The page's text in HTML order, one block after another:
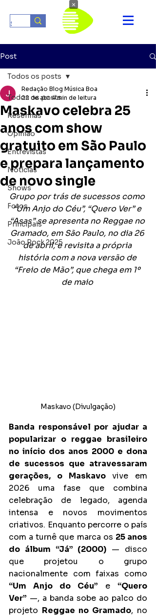
Post
Todos os posts
Resenhas
Opinião
Entrevistas
Notícias
Shows
Fotos
Principais
João Rock 2025
Todos os posts
Maskavo celebra 25
anos com show
gratuito em São Paulo
e prepara lançamento
de novo single
Redação Blog Música Boa
22 de abr. 4 min de leitura
Grupo por trás de sucessos como
“Um Anjo do Céu”, “Quero Ver” e
“Asas” se apresenta no Reggae no
Gramado, em São Paulo, no dia 26
de abril, e revisita a própria
história com a nova versão de
“Freio de Mão”, que chega em 1º
de maio
Maskavo (Divulgação)
Banda responsável por ajudar a
popularizar o reggae brasileiro
no início dos anos 2000 e dona
de sucessos que atravessaram
gerações, o Maskavo vive em
2026 uma fase que combina
celebração de legado, agenda
intensa e novos movimentos
criativos. Enquanto percorre o país
com a turnê que marca os 25 anos
do álbum “Já” (2000) — disco
que projetou o grupo
“Um Anjo do Céu” e “Quero
Ver” —, a banda sobe ao palco do
projeto Reggae no Gramado
×